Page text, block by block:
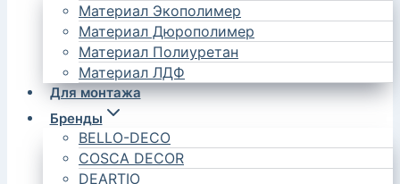
Материал Экополимер
Материал Дюрополимер
Материал Полиуретан
Материал ЛДФ
Для монтажа
Бренды
BELLO-DECO
COSCA DECOR
DEARTIO